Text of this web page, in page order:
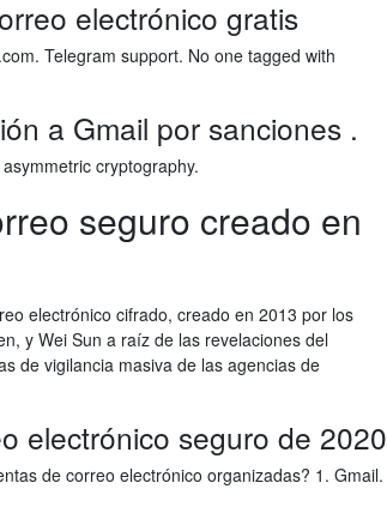
electrónico gratis
Telegram support. No one tagged with
a Gmail por sanciones .
cryptography.
seguro creado en
electrónico cifrado, creado en 2013 por los
y Wei Sun a raíz de las revelaciones del
de vigilancia masiva de las agencias de
electrónico seguro de 2020
de correo electrónico organizadas? 1. Gmail.